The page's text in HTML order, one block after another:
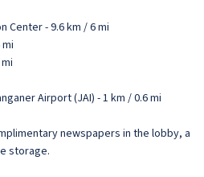
Center - 9.6 km / 6 mi
Airport (JAI) - 1 km / 0.6 mi
newspapers in the lobby, a
storage.